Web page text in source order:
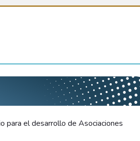
para el desarrollo de Asociaciones